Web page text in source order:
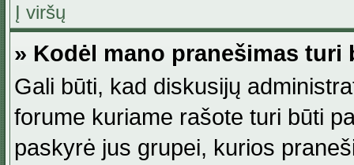
Į viršų
» Kodėl mano pranešimas
Gali būti, kad diskusijų
forume kuriame rašote turi būti
paskyrė jus grupei, kurios